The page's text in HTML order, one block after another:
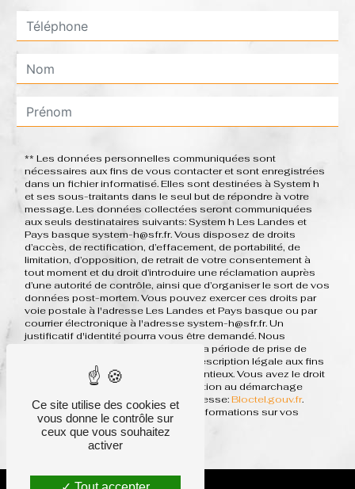
** Les données personnelles communiquées sont
nécessaires aux fins de vous contacter et sont enregistrées
dans un fichier informatisé. Elles sont destinées à System h
et ses sous-traitants dans le seul but de répondre à votre
message. Les données collectées seront communiquées
aux seuls destinataires suivants: System h Les Landes et
Pays basque system-h@sfr.fr. Vous disposez de droits
d’accès, de rectification, d’effacement, de portabilité, de
limitation, d’opposition, de retrait de votre consentement à
tout moment et du droit d’introduire une réclamation auprès
d’une autorité de contrôle, ainsi que d’organiser le sort de vos
données post-mortem. Vous pouvez exercer ces droits par
voie postale à l'adresse Les Landes et Pays basque ou par
courrier électronique à l'adresse system-h@sfr.fr. Un
justificatif d'identité pourra vous être demandé. Nous
conservons vos données pendant la période de prise de
contact puis pendant la durée de prescription légale aux fins
probatoires et de gestion des contentieux. Vous avez le droit
de vous inscrire sur la liste d'opposition au démarchage
téléphonique, disponible à cette adresse:Bloctel.gouv.fr.
Consultez le site cnil.fr pour plus d’informations sur vos
droits.
Ce site utilise des cookies et
vous donne le contrôle sur
ceux que vous souhaitez
activer